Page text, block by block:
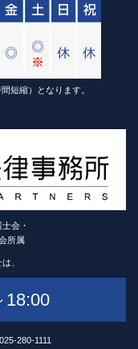
短縮）となります。
会・
所属
、
18:00
025-280-1111